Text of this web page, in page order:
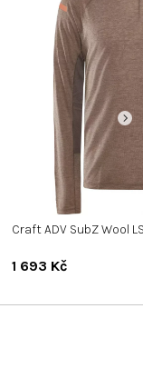
Craft ADV SubZ Wool
1 693 Kč